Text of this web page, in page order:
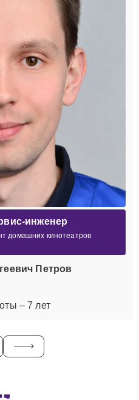
инженер
домашних кинотеатров
Петров
– 7 лет